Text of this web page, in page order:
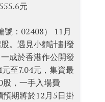
元
號：02408） 11月
。遇見小麵計劃發
成於香港作公開發
至7.04元，集資最
股，一手入場費
期將於12月5日掛